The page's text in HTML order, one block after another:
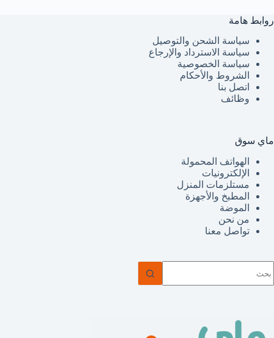
روابط هامة
سياسة الشحن والتوصيل
سياسة الاسترداد والإرجاع
سياسة الخصوصية
الشروط والأحكام
اتصل بنا
وظائف
ماي سوق
الهواتف المحمولة
الإلكترونيات
مستلزمات المنزل
المطبخ والأجهزة
الموضة
من نحن
تواصل معنا
توجد